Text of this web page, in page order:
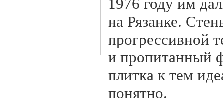
1976 году им
на Рязанке.
прогрессивной
и пропитанный
плитка к тем
понятно.